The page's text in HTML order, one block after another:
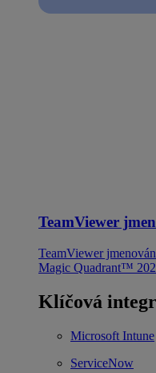
TeamViewer
TeamViewer
Magic Quadrant™
Klíčová
Microsoft Intune
ServiceNow